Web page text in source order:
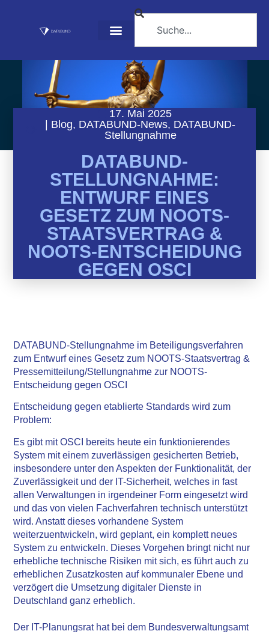
17. Mai 2025
Blog, DATABUND-News, DATABUND-
Stellungnahme
DATABUND-
STELLUNGNAHME:
ENTWURF EINES
GESETZ ZUM NOOTS-
STAATSVERTRAG &
NOOTS-ENTSCHEIDUNG
GEGEN OSCI
DATABUND-Stellungnahme im Beteiligungsverfahren
zum Entwurf eines Gesetz zum NOOTS-Staatsvertrag &
Pressemitteilung/Stellungnahme zur NOOTS-
Entscheidung gegen OSCI
Entscheidung gegen etablierte Standards wird zum
Problem:
Es gibt mit OSCI bereits heute ein funktionierendes
System mit einem zuverlässigen gesicherten Betrieb,
insbesondere unter den Aspekten der Funktionalität, der
Zuverlässigkeit und der IT-Sicherheit, welches in fast
allen Verwaltungen in irgendeiner Form eingesetzt wird
und das von vielen Fachverfahren technisch unterstützt
wird. Anstatt dieses vorhandene System
weiterzuentwickeln, wird geplant, ein komplett neues
System zu entwickeln. Dieses Vorgehen bringt nicht nur
erhebliche technische Risiken mit sich, es führt auch zu
erheblichen Zusatzkosten auf kommunaler Ebene und
verzögert die Umsetzung digitaler Dienste in
Deutschland ganz erheblich.
Der IT-Planungsrat hat bei dem Bundesverwaltungsamt